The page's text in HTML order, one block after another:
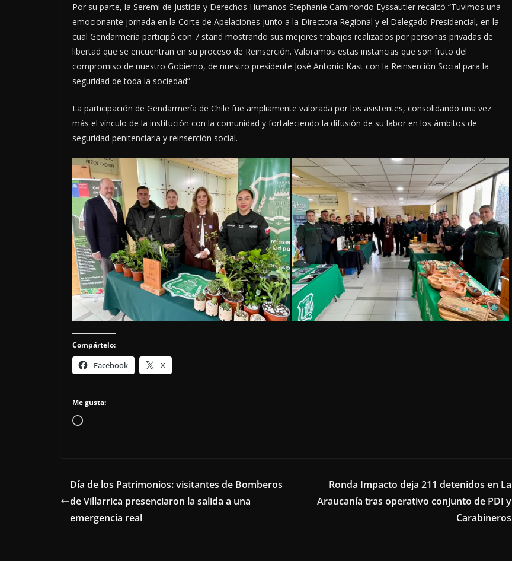
Por su parte, la Seremi de Justicia y Derechos Humanos Stephanie Caminondo Eyssautier recalcó “Tuvimos una
emocionante jornada en la Corte de Apelaciones junto a la Directora Regional y el Delegado Presidencial, en la
cual Gendarmería participó con 7 stand mostrando sus mejores trabajos realizados por personas privadas de
libertad que se encuentran en su proceso de Reinserción. Valoramos estas instancias que son fruto del
compromiso de nuestro Gobierno, de nuestro presidente José Antonio Kast con la Reinserción Social para la
seguridad de toda la sociedad”.
La participación de Gendarmería de Chile fue ampliamente valorada por los asistentes, consolidando una vez
más el vínculo de la institución con la comunidad y fortaleciendo la difusión de su labor en los ámbitos de
seguridad penitenciaria y reinserción social.
Compártelo:
Facebook X
Me gusta:
Cargando...
Día de los Patrimonios: visitantes de Bomberos
de Villarrica presenciaron la salida a una
emergencia real
Ronda Impacto deja 211 detenidos en La
Araucanía tras operativo conjunto de PDI y
Carabineros